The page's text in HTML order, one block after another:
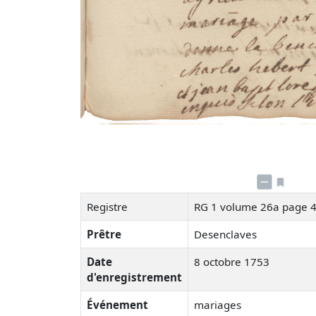
Registre
RG 1 volume 26a page
Prêtre
Desenclaves
Date
d'enregistrement
8 octobre 1753
Événement mariages